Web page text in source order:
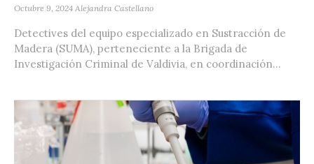
Octubre 9, 2024 Alejandra Castellano
Detectives del equipo especializado en Sustracción de
Madera (SUMA), perteneciente a la Brigada de
Investigación Criminal de Valdivia, en coordinación...